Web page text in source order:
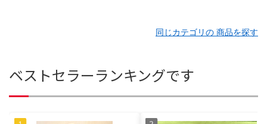
同じカテゴリの 商品を探す
ベストセラーランキングです